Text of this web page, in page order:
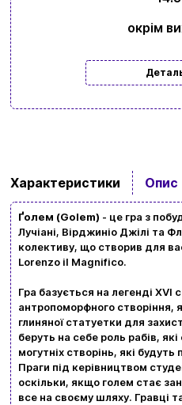
окрім
Характеристики Опис
Ґолем (Golem) - це гра з
Лучіані, Вірджиніо Джілі та
колективу, що створив для
Lorenzo il Magnifico.
Гра базується на легенді XVI
антропоморфного створіння,
глиняної статуетки для
беруть на себе роль рабів,
могутніх створінь, які
Праги під керівництвом
оскільки, якщо голем стає
все на своєму шляху. Гравці